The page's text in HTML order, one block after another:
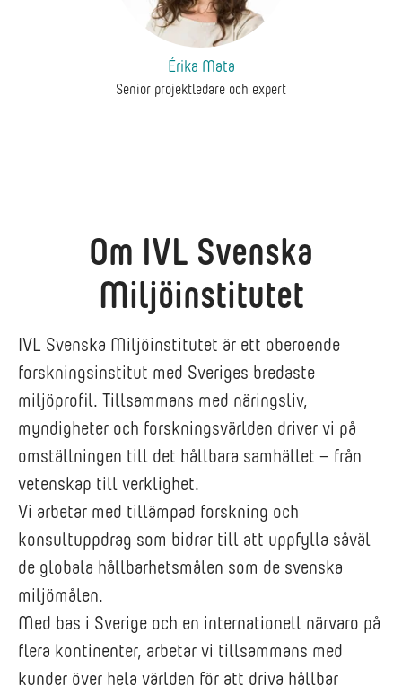
Érika Mata
Senior projektledare och expert
Om IVL Svenska
Miljöinstitutet
IVL Svenska Miljöinstitutet är ett oberoende
forskningsinstitut med Sveriges bredaste
miljöprofil. Tillsammans med näringsliv,
myndigheter och forskningsvärlden driver vi på
omställningen till det hållbara samhället – från
vetenskap till verklighet.
Vi arbetar med tillämpad forskning och
konsultuppdrag som bidrar till att uppfylla såväl
de globala hållbarhetsmålen som de svenska
miljömålen.
Med bas i Sverige och en internationell närvaro på
flera kontinenter, arbetar vi tillsammans med
kunder över hela världen för att driva hållbar